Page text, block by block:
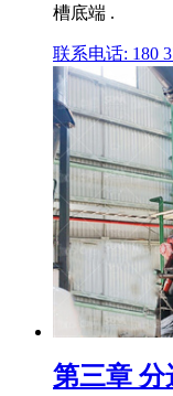
槽底端 .
联系电话: 180
第三章